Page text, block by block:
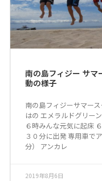
南の島フィジー サ
動の様子
南の島フィジーサマー
はの エメラルドグリー
６時みんな元気に起床
３０分に出発 専用車で
分） アンカレ
2019年8月6日